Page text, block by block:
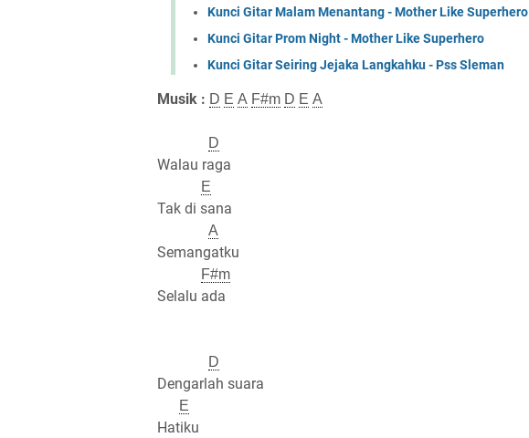
Kunci Gitar Malam Menantang - Mother Like Superhero
Kunci Gitar Prom Night - Mother Like Superhero
Kunci Gitar Seiring Jejaka Langkahku - Pss Sleman
Musik : D E A F#m D E A
D
Walau raga
E
Tak di sana
A
Semangatku
F#m
Selalu ada
D
Dengarlah suara
E
Hatiku